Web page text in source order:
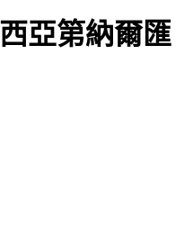
亞第納爾匯